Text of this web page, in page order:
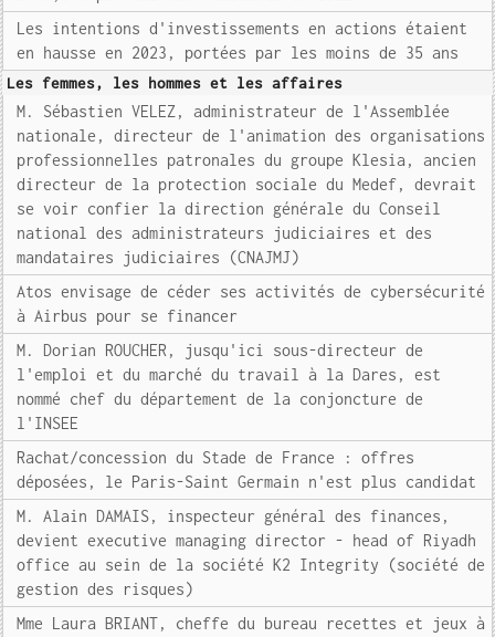
Les intentions d'investissements en actions étaient
en hausse en 2023, portées par les moins de 35 ans
Les femmes, les hommes et les affaires
M. Sébastien VELEZ, administrateur de l'Assemblée
nationale, directeur de l'animation des organisations
professionnelles patronales du groupe Klesia, ancien
directeur de la protection sociale du Medef, devrait
se voir confier la direction générale du Conseil
national des administrateurs judiciaires et des
mandataires judiciaires (CNAJMJ)
Atos envisage de céder ses activités de cybersécurité
à Airbus pour se financer
M. Dorian ROUCHER, jusqu'ici sous-directeur de
l'emploi et du marché du travail à la Dares, est
nommé chef du département de la conjoncture de
l'INSEE
Rachat/concession du Stade de France : offres
déposées, le Paris-Saint Germain n'est plus candidat
M. Alain DAMAIS, inspecteur général des finances,
devient executive managing director - head of Riyadh
office au sein de la société K2 Integrity (société de
gestion des risques)
Mme Laura BRIANT, cheffe du bureau recettes et jeux à